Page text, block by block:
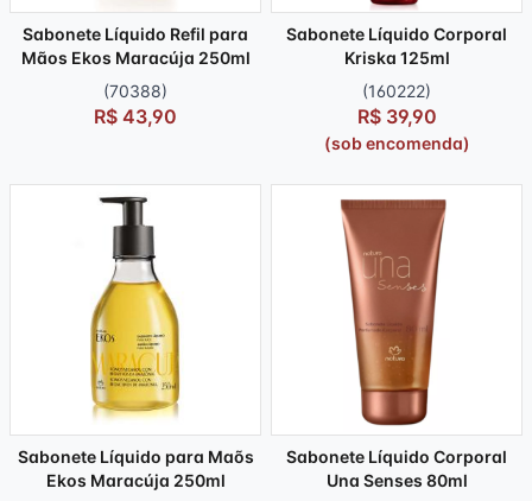
Sabonete Líquido Refil para
Mãos Ekos Maracúja 250ml
(70388)
R$ 43,90
Sabonete Líquido Corporal
Kriska 125ml
(160222)
R$ 39,90
(sob encomenda)
Sabonete Líquido para Maõs
Ekos Maracúja 250ml
Sabonete Líquido Corporal
Una Senses 80ml